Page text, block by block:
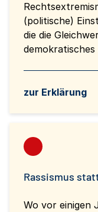
(politische)
die die
demokratisches
zur Erklärung
Rassismus
Wo vor einigen